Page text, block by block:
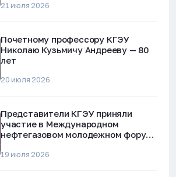
мошенничества»
21 июля 2026
Почетному профессору КГЭУ
Николаю Кузьмичу Андрееву — 80
лет
20 июля 2026
Представители КГЭУ приняли
участие в Международном
нефтегазовом молодежном форуме
19 июля 2026